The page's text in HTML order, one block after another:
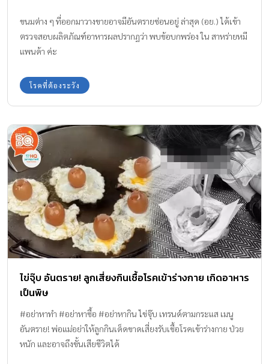
ขนมต่าง ๆ ที่ออกมาวางขายอาจมีอันตรายซ่อนอยู่ ล่าสุด (อย.) ได้เข้า
ตรวจสอบผลิตภัณฑ์อาหารผลปรากฏว่า พบข้อบกพร่อง ใน สาหร่ายหมี
แพนด้า ค่ะ
โรคที่ต้องระวัง
ไข่จุ๊บ อันตราย! ลูกเสี่ยงกินเชื้อโรคเข้าร่างกาย เกิดอาหาร
เป็นพิษ
#อย่าหาทำ #อย่าหาซื้อ #อย่าหากิน ไข่จุ๊บ เทรนด์ตามกระแส เมนู
อันตราย! พ่อแม่อย่าให้ลูกกินเด็ดขาดเสี่ยงรับเชื้อโรคเข้าร่างกาย ป่วย
หนัก และอาจถึงขั้นเสียชีวิตได้